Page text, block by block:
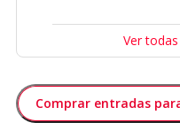
Ver
Comprar entradas